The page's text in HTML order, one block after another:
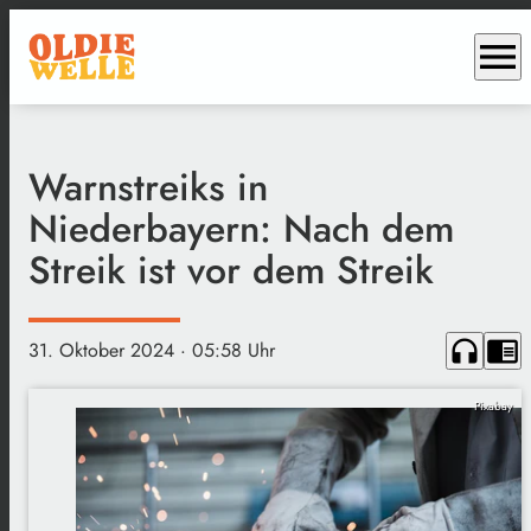
menu
Warnstreiks in
Niederbayern: Nach dem
Streik ist vor dem Streik
31. Oktober 2024 · 05:58 Uhr headphones chrome_reader_mode
Pixabay